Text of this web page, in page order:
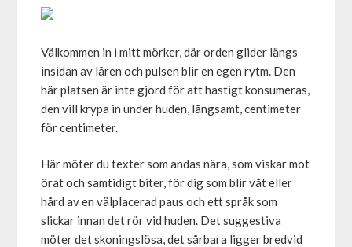
Välkommen in i mitt mörker, där orden glider längs
insidan av låren och pulsen blir en egen rytm. Den
här platsen är inte gjord för att hastigt konsumeras,
den vill krypa in under huden, långsamt, centimeter
för centimeter.
Här möter du texter som andas nära, som viskar mot
örat och samtidigt biter, för dig som blir våt eller
hård av en välplacerad paus och ett språk som
slickar innan det rör vid huden. Det suggestiva
möter det skoningslösa, det sårbara ligger bredvid